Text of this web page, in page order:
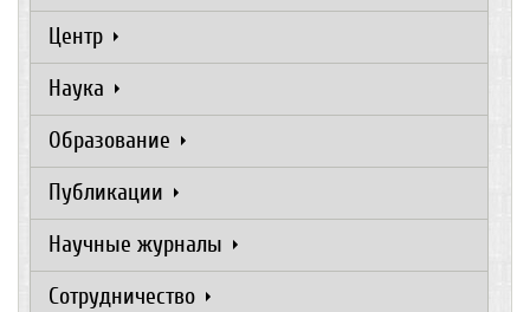
Центр
Наука
Образование
Публикации
Научные журналы
Сотрудничество